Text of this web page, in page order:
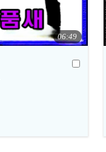
06:49